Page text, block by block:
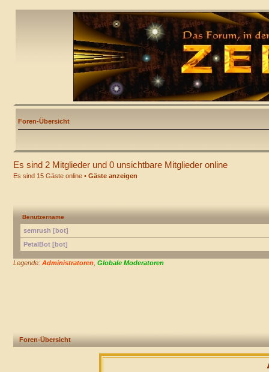
Foren-Übersicht
Es sind 2 Mitglieder und 0 unsichtbare Mitglieder online
Es sind 15 Gäste online • Gäste anzeigen
Benutzername
semrush [bot]
PetalBot [bot]
Legende: Administratoren Globale Moderatoren
Foren-Übersicht